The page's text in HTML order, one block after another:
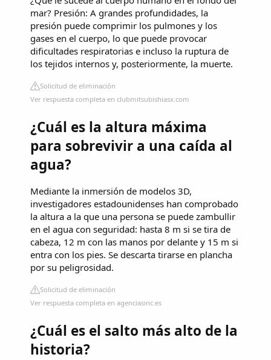
mar? Presión: A grandes profundidades, la
presión puede comprimir los pulmones y los
gases en el cuerpo, lo que puede provocar
dificultades respiratorias e incluso la ruptura de
los tejidos internos y, posteriormente, la muerte.
Solicitud de eliminación
Ver respuesta completa en clubmitsubishiasx.com
¿Cuál es la altura máxima
para sobrevivir a una caída al
agua?
Mediante la inmersión de modelos 3D,
investigadores estadounidenses han comprobado
la altura a la que una persona se puede zambullir
en el agua con seguridad: hasta 8 m si se tira de
cabeza, 12 m con las manos por delante y 15 m si
entra con los pies. Se descarta tirarse en plancha
por su peligrosidad.
Solicitud de eliminación
Ver respuesta completa en agenciasinc.es
¿Cuál es el salto más alto de la
historia?